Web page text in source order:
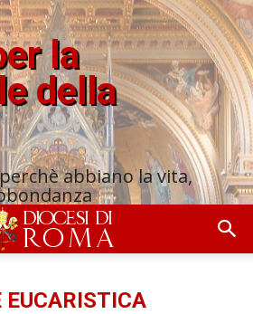
la
della
abbiano la vita,
EUCARISTICA